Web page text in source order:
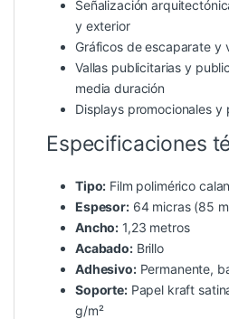
Señalización
y exterior
Gráficos de escaparate y
Vallas publicitarias y
media duración
Displays promocionales y
Especificaciones
Tipo: Film polimérico
Espesor:64 micras (85
Ancho: 1,23 metros
Acabado:Brillo
Adhesivo:Permanente,
Soporte:Papel kraft
g/m²